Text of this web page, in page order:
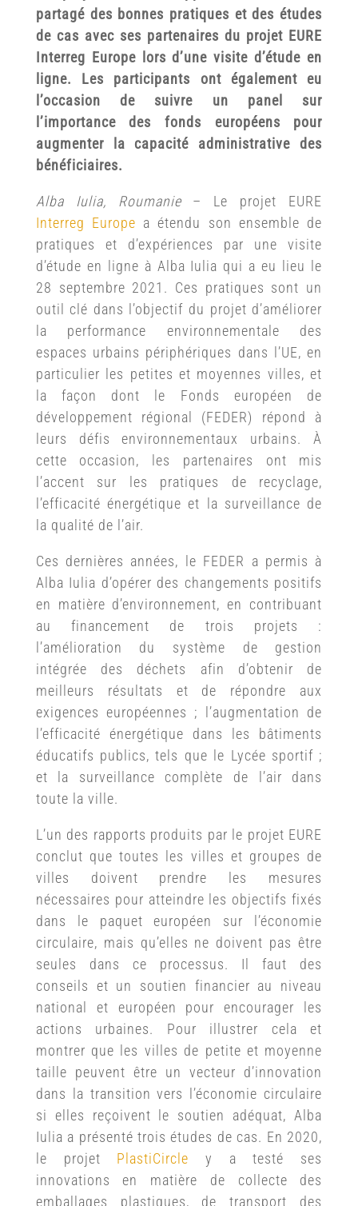
partagé des bonnes pratiques et des études
de cas avec ses partenaires du projet EURE
Interreg Europe lors d’une visite d’étude en
ligne. Les participants ont également eu
l’occasion de suivre un panel sur
l’importance des fonds européens pour
augmenter la capacité administrative des
bénéficiaires.
Alba Iulia, Roumanie– Le projet EURE
Interreg Europe a étendu son ensemble de
pratiques et d’expériences par une visite
d’étude en ligne à Alba Iulia qui a eu lieu le
28 septembre 2021. Ces pratiques sont un
outil clé dans l’objectif du projet d’améliorer
la performance environnementale des
espaces urbains périphériques dans l’UE, en
particulier les petites et moyennes villes, et
la façon dont le Fonds européen de
développement régional (FEDER) répond à
leurs défis environnementaux urbains. À
cette occasion, les partenaires ont mis
l’accent sur les pratiques de recyclage,
l’efficacité énergétique et la surveillance de
la qualité de l’air.
Ces dernières années, le FEDER a permis à
Alba Iulia d’opérer des changements positifs
en matière d’environnement, en contribuant
au financement de trois projets :
l’amélioration du système de gestion
intégrée des déchets afin d’obtenir de
meilleurs résultats et de répondre aux
exigences européennes ; l’augmentation de
l’efficacité énergétique dans les bâtiments
éducatifs publics, tels que le Lycée sportif ;
et la surveillance complète de l’air dans
toute la ville.
L’un des rapports produits par le projet EURE
conclut que toutes les villes et groupes de
villes doivent prendre les mesures
nécessaires pour atteindre les objectifs fixés
dans le paquet européen sur l’économie
circulaire, mais qu’elles ne doivent pas être
seules dans ce processus. Il faut des
conseils et un soutien financier au niveau
national et européen pour encourager les
actions urbaines. Pour illustrer cela et
montrer que les villes de petite et moyenne
taille peuvent être un vecteur d’innovation
dans la transition vers l’économie circulaire
si elles reçoivent le soutien adéquat, Alba
Iulia a présenté trois études de cas. En 2020,
le projet PlastiCircle y a testé ses
innovations en matière de collecte des
emballages plastiques, de transport des